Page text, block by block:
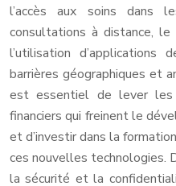
l’accès aux soins dans
consultations à distance,
l’utilisation
barrières géographiques et
est essentiel de lever les
financiers qui freinent le
et d’investir dans la
ces nouvelles technologies.
la sécurité et la